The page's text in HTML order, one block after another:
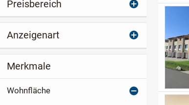
Preisbereich
Anzeigenart
Merkmale
Wohnfläche